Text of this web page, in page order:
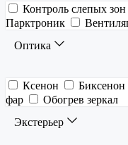
Контроль слепых зон
Парктроник
Оптика
Ксенон Биксенон
фар
Обогрев зеркал
Экстерьер